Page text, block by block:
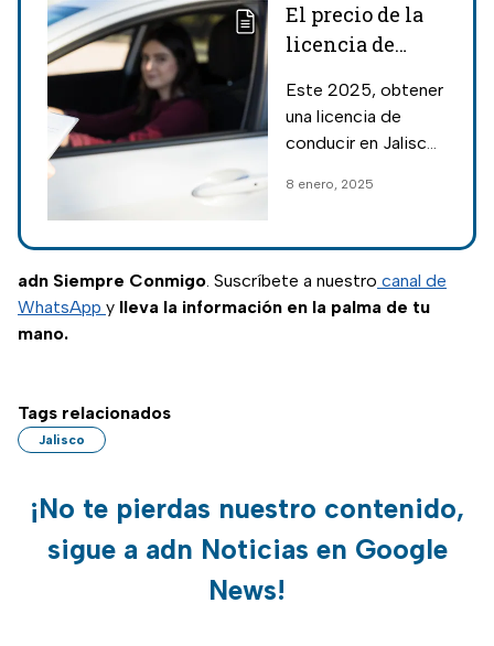
El precio de la
licencia de
en Jalisco este
2025
Este 2025, obtener
una licencia de
conducir en Jalisco
gracias a la
precio, requisitos y
el nuevo diseño con
mayor seguridad.
8 enero, 2025
adn Siempre Conmigo. Suscríbete a nuestro canal de
WhatsApp y lleva la información en la palma de tu
mano.
Tags relacionados
Jalisco
¡No te pierdas nuestro contenido,
sigue a adn Noticias en Google
News!